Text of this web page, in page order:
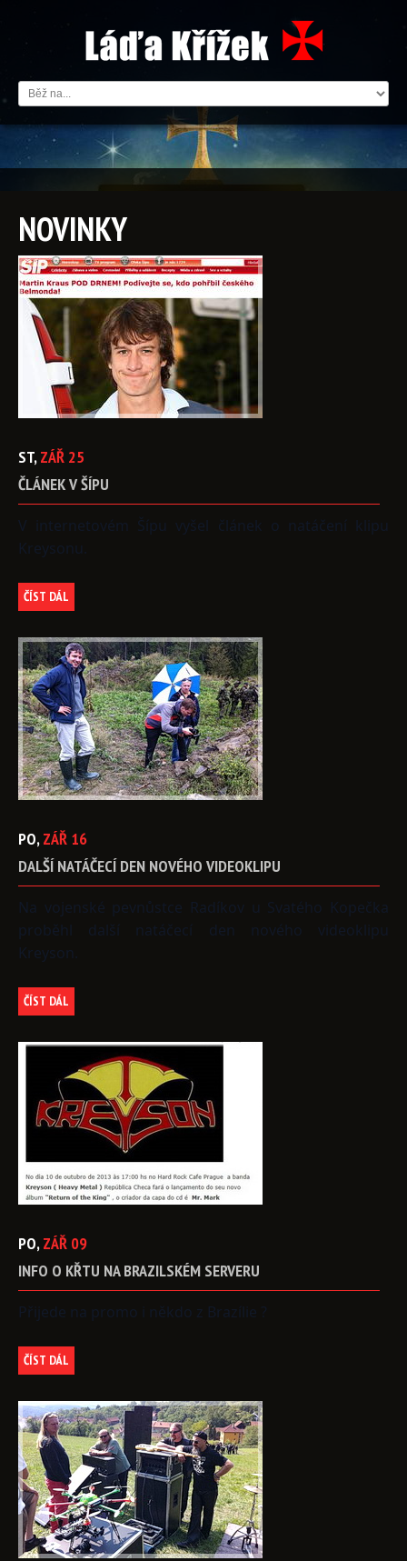
NOVINKY
ST, ZÁŘ 25
ČLÁNEKVŠÍPU
V internetovém Šípu vyšel článek o natáčení klipu
Kreysonu.
ČÍST DÁL
PO, ZÁŘ 16
DALŠÍ NATÁČECÍ DEN NOVÉHO VIDEOKLIPU
Na vojenské pevnůstce Radíkov u Svatého Kopečka
proběhl další natáčecí den nového videoklipu
Kreyson.
ČÍST DÁL
PO, ZÁŘ 09
INFO O KŘTU NA BRAZILSKÉM SERVERU
Přijede na promo i někdo z Brazílie ?
ČÍST DÁL